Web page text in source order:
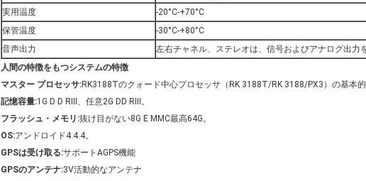
実用温度
-20°C-+70°C
保管温度
-30°C-+80°C
音声出力
左右チャネル、ステレオは、信号およびアナログ出力
人間の特徴をもつシステムの特徴
マスター プロセッサ:RK3188Tのクォード中心プロセッサ（RK 3188T/RK 3188/PX3）の基本的
記憶容量:1G D D RIII、任意2G DD RIII。
フラッシュ・メモリ:抜け目がない8G E MMC最高64G。
OS:アンドロイド4.4.4。
GPSは受け取る:サポートAGPS機能
GPSのアンテナ:3V活動的なアンテナ